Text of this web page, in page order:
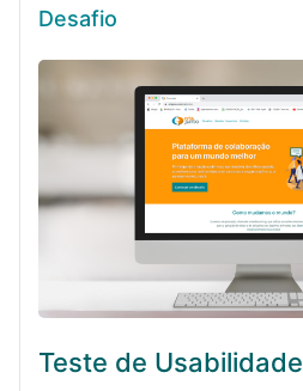
Desafio
Teste de Usabilidade